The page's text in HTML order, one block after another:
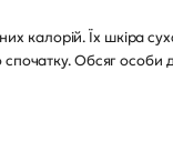
калорій. Їх шкіра
Обсяг особи